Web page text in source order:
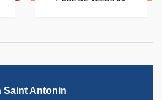
Saint Antonin